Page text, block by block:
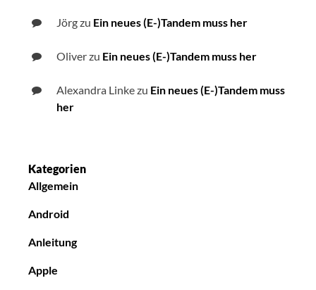
Jörgzu Ein neues (E-)Tandem muss her
Oliverzu Ein neues (E-)Tandem muss her
Alexandra Linkezu Ein neues (E-)Tandem muss
her
Kategorien
Allgemein
Android
Anleitung
Apple